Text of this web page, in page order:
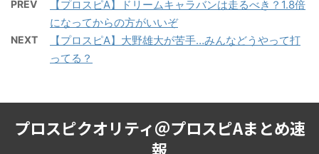
PREV
【プロスピA】ドリームキャラバンは走るべき？1.8倍
になってからの方がいいぞ
NEXT
【プロスピA】大野雄大が苦手…みんなどうやって打
ってる？
プロスピクオリティ＠プロスピAまとめ速